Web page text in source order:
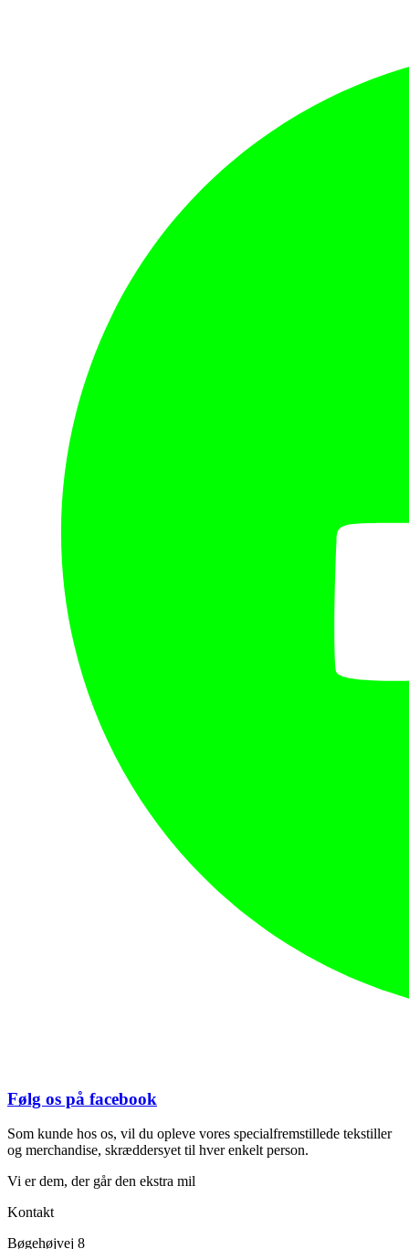
Følg os på facebook
Som kunde hos os, vil du opleve vores specialfremstillede tekstiller
og merchandise, skræddersyet til hver enkelt person.
Vi er dem, der går den ekstra mil
Kontakt
Bøgehøjvej 8